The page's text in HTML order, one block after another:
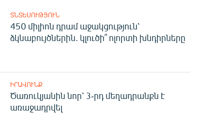
ՏՆՏԵՍՈՒԹՅՈՒՆ
450 միլիոն դրամ աջակցություն՝
ձկնաբույծներին. կլուծի՞ ոլորտի խնդիրները
ԻՐԱՎՈՒՆՔ
Ծառուկյանին նոր՝ 3-րդ մեղադրանքն է
առաջադրվել